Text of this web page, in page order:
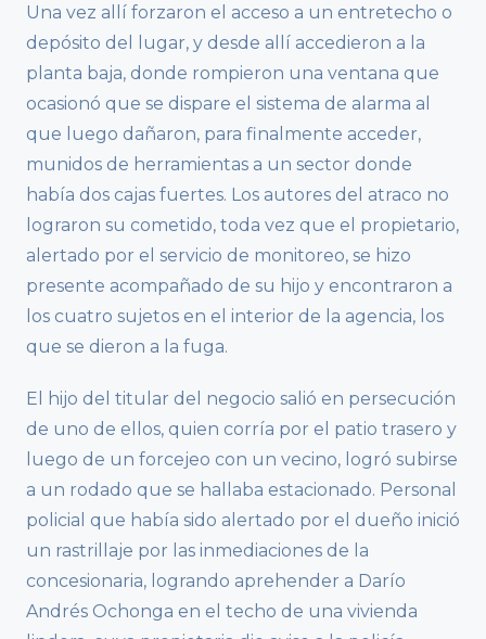
Una vez allí forzaron el acceso a un entretecho o
depósito del lugar, y desde allí accedieron a la
planta baja, donde rompieron una ventana que
ocasionó que se dispare el sistema de alarma al
que luego dañaron, para finalmente acceder,
munidos de herramientas a un sector donde
había dos cajas fuertes. Los autores del atraco no
lograron su cometido, toda vez que el propietario,
alertado por el servicio de monitoreo, se hizo
presente acompañado de su hijo y encontraron a
los cuatro sujetos en el interior de la agencia, los
que se dieron a la fuga.
El hijo del titular del negocio salió en persecución
de uno de ellos, quien corría por el patio trasero y
luego de un forcejeo con un vecino, logró subirse
a un rodado que se hallaba estacionado. Personal
policial que había sido alertado por el dueño inició
un rastrillaje por las inmediaciones de la
concesionaria, logrando aprehender a Darío
Andrés Ochonga en el techo de una vivienda